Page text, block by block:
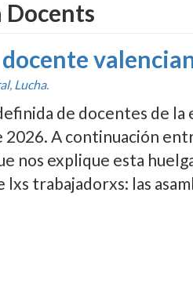
Docents
, Lucha.
de docentes de la
A continuación
nos explique esta
trabajadorxs: las